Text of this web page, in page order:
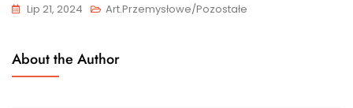
Lip 21, 2024 Art.przemysłowe/Pozostałe
About the Author